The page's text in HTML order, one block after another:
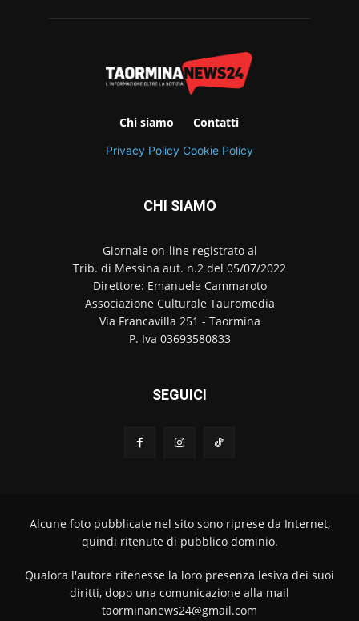
Chi siamo Contatti
Privacy Policy Cookie Policy
CHI SIAMO
Giornale on-line registrato al
Trib. di Messina aut. n.2 del 05/07/2022
Direttore: Emanuele Cammaroto
Associazione Culturale Tauromedia
Via Francavilla 251 - Taormina
P. Iva 03693580833
SEGUICI
Alcune foto pubblicate nel sito sono riprese da Internet,
quindi ritenute di pubblico dominio.
Qualora l'autore ritenesse la loro presenza lesiva dei suoi
diritti, dopo una comunicazione alla mail
taorminanews24@gmail.com